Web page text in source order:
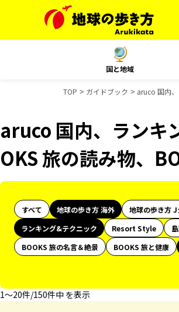
国と地域
TOP ガイドブック aruco 国内
aruco 国内、ランキ
OKS 旅の読み物、
すべて 地球の歩き方 海外 地球の歩き方 J
ランキング&テクニック
Resort Style
BOOKS 旅の名言＆絶景
BOOKS 旅と健康
1〜20件/150件中 を表示